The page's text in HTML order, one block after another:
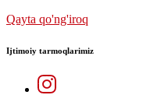
Qayta qo'ng'iroq
Ijtimoiy tarmoqlarimiz